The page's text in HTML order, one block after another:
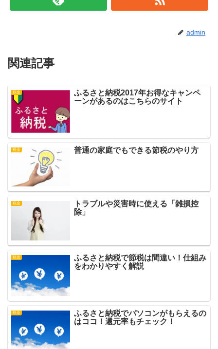
admin
関連記事
税金
ふるさと納税2017年お得なキャンペ
ーンがあるのはこちらのサイト
税金 普通の家庭でもできる節税のやり方
税金
トラブルや災害時に使える「雑損控
除」
税金
ふるさと納税で節税は間違い！仕組み
をわかりやすく解説
税金
ふるさと納税でパソコンがもらえるの
はココ！還元率もチェック！